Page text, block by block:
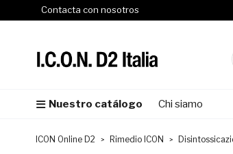
Contacta con nosotros
Nuestro catálogo Chi siamo
ICON Online D2 Rimedio ICON